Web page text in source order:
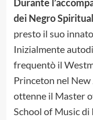
dei Negro
presto il suo
Inizialmente
frequentò il
Princeton nel
ottenne il Master
School of Music di